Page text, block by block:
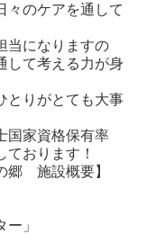
々のケアを通して
当になりますの
して考える力が身
とりがとても大事
国家資格保有率
おります！
郷 施設概要】
」